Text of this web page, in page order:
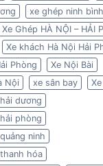
xe ghép ninh bình
Xe Ghép HÀ NỘI – HẢI
Xe khách Hà Nội Hải
Phòng
Xe Nội Bài
Nội
xe sân bay
dương
phòng
ninh
hóa